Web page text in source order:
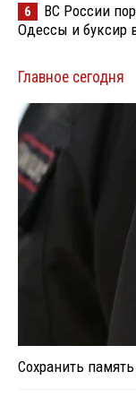
6
ВС России
Одессы и буксир
Главное сегодня
Сохранить